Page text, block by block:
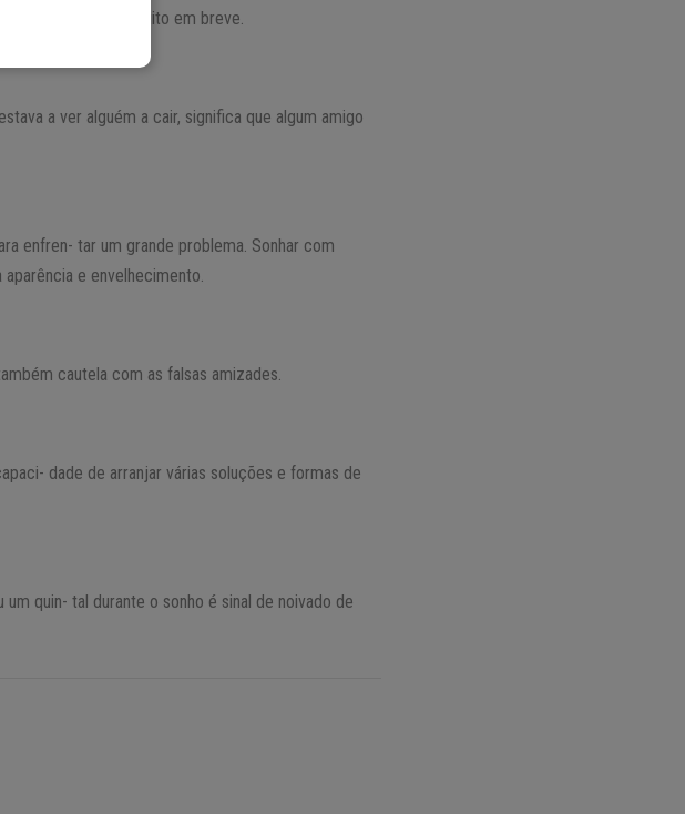
à família muito em breve.
a ver alguém a cair, significa que algum amigo
enfren- tar um grande problema. Sonhar com
e envelhecimento.
cautela com as falsas amizades.
dade de arranjar várias soluções e formas de
quin- tal durante o sonho é sinal de noivado de